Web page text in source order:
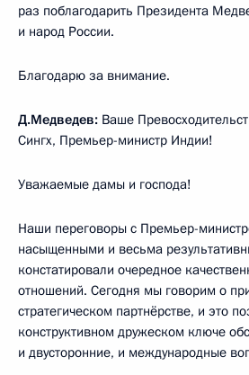
раз поблагодарить Президента
и народ России.
Благодарю за внимание.
Д.Медведев: Ваше
Сингх, Премьер-министр Индии!
Уважаемые дамы и господа!
Наши переговоры с Премьер-
насыщенными и весьма
констатировали очередное
отношений. Сегодня мы говорим о
стратегическом партнёрстве, и это
конструктивном дружеском ключе
и двусторонние, и международные